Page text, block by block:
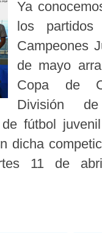
Ya
los
Campeones
de mayo
Copa de
División
fútbol
dicha
11 de